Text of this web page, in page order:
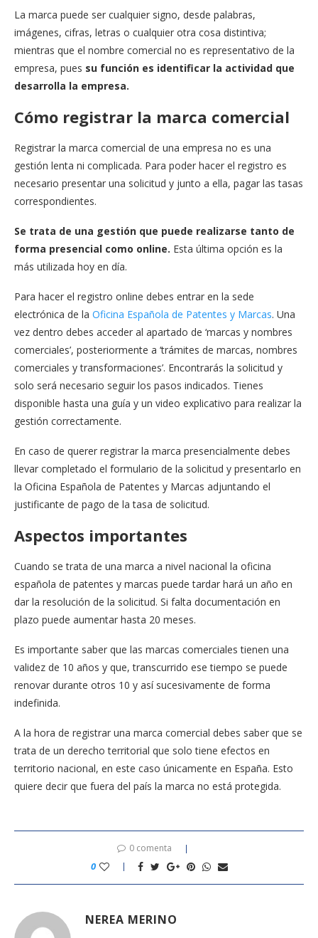
La marca puede ser cualquier signo, desde palabras,
imágenes, cifras, letras o cualquier otra cosa distintiva;
mientras que el nombre comercial no es representativo de la
empresa, pues su función es identificar la actividad que
desarrolla la empresa.
Cómo registrar la marca comercial
Registrar la marca comercial de una empresa no es una
gestión lenta ni complicada. Para poder hacer el registro es
necesario presentar una solicitud y junto a ella, pagar las tasas
correspondientes.
Se trata de una gestión que puede realizarse tanto de
forma presencial como online. Esta última opción es la
más utilizada hoy en día.
Para hacer el registro online debes entrar en la sede
electrónica de la Oficina Española de Patentes y Marcas. Una
vez dentro debes acceder al apartado de ‘marcas y nombres
comerciales’, posteriormente a ‘trámites de marcas, nombres
comerciales y transformaciones’. Encontrarás la solicitud y
solo será necesario seguir los pasos indicados. Tienes
disponible hasta una guía y un video explicativo para realizar la
gestión correctamente.
En caso de querer registrar la marca presencialmente debes
llevar completado el formulario de la solicitud y presentarlo en
la Oficina Española de Patentes y Marcas adjuntando el
justificante de pago de la tasa de solicitud.
Aspectos importantes
Cuando se trata de una marca a nivel nacional la oficina
española de patentes y marcas puede tardar hará un año en
dar la resolución de la solicitud. Si falta documentación en
plazo puede aumentar hasta 20 meses.
Es importante saber que las marcas comerciales tienen una
validez de 10 años y que, transcurrido ese tiempo se puede
renovar durante otros 10 y así sucesivamente de forma
indefinida.
A la hora de registrar una marca comercial debes saber que se
trata de un derecho territorial que solo tiene efectos en
territorio nacional, en este caso únicamente en España. Esto
quiere decir que fuera del país la marca no está protegida.
0 comenta
0
NEREA MERINO